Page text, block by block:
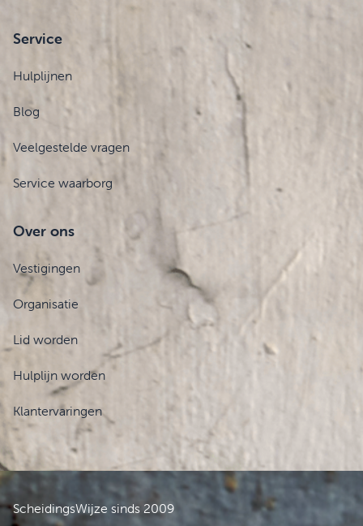
Service
Hulplijnen
Blog
Veelgestelde vragen
Service waarborg
Over ons
Vestigingen
Organisatie
Lid worden
Hulplijn worden
Klantervaringen
ScheidingsWijze sinds 2009